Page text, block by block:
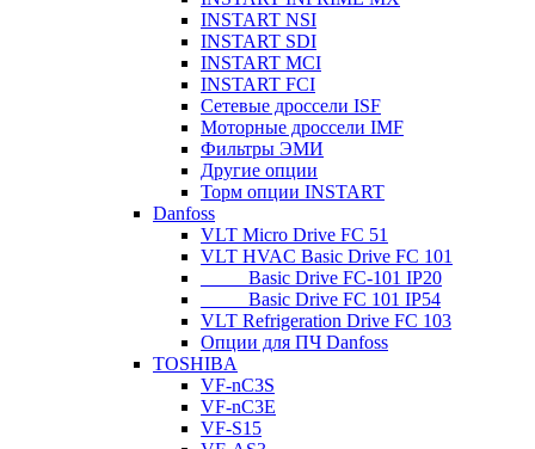
INSTART NSI
INSTART SDI
INSTART MCI
INSTART FCI
Сетевые дроссели ISF
Моторные дроссели IMF
Фильтры ЭМИ
Другие опции
Торм опции INSTART
Danfoss
VLT Micro Drive FC 51
VLT HVAC Basic Drive FC 101
_____Basic Drive FC-101 IP20
_____Basic Drive FC 101 IP54
VLT Refrigeration Drive FC 103
Опции для ПЧ Danfoss
TOSHIBA
VF-nC3S
VF-nC3E
VF-S15